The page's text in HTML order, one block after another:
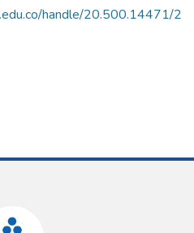
handle/20.500.14471/2